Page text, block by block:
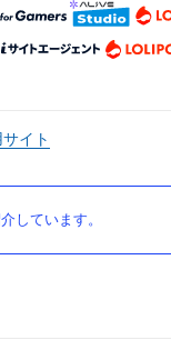
イト
しています。